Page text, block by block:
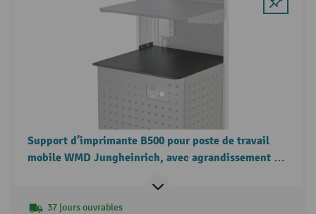
Support d’imprimante B500 pour poste de travail
mobile WMD Jungheinrich, avec agrandissement de
37 jours ouvrables